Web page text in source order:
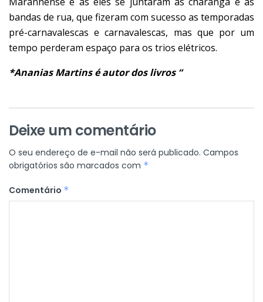
bandas de rua, que fizeram com sucesso as temporadas
pré-carnavalescas e carnavalescas, mas que por um
tempo perderam espaço para os trios elétricos.
*Ananias Martins é autor dos livros “
Deixe um comentário
O seu endereço de e-mail não será publicado. Campos
obrigatórios são marcados com *
Comentário *